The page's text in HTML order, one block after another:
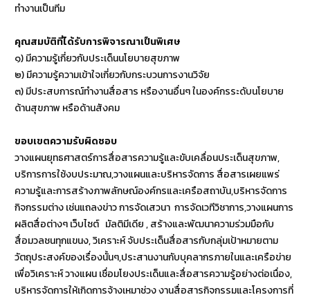
ทำงานเป็นทีม
คุณสมบัติที่ได้รับการพิจารณาเป็นพิเศษ
๑) มีความรู้เกี่ยวกับประเด็นนโยบายสุขภาพ
๒) มีความรู้ความเข้าใจเกี่ยวกับกระบวนการงานวิจัย
๓) มีประสบการณ์ทำงานสื่อสาร หรืองานอื่นๆ ในองค์กรระดับนโยบาย
ด้านสุขภาพ หรือด้านสังคม
ขอบเขตความรับผิดชอบ
วางแผนยุทธศาสตร์การสื่อสารความรู้และขับเคลื่อนประเด็นสุขภาพ,
บริการการใช้งบประมาณ,วางแผนและบริหารจัดการ สื่อสารเผยแพร่
ความรู้และการสร้างภาพลักษณ์องค์กรและเครือสถาบัน,บริหารจัดการ
กิจกรรมต่าง เช่นแถลงข่าว การจัดเสวนา การจัดเวทีวิชาการ,วางแผนการ
ผลิตสื่อต่างๆ เว็บไซต์ มัลติมีเดีย , สร้างและพัฒนาความร่วมมือกับ
สื่อมวลชนทุกแขนง, วิเคราะห์ จับประเด็นสื่อสารกับกลุ่มเป้าหมายตาม
วัตถุประสงค์ของเรื่องนั้นๆ,ประสานงานกับบุคลากรภายในและเครือข่าย
เพื่อวิเคราะห์ วางแผน เชื่อมโยงประเด็นและสื่อสารความรู้อย่างต่อเนื่อง,
บริหารจัดการให้เกิดการจ้างเหมาช่วง งานสื่อสารกิจกรรมและโครงการที่